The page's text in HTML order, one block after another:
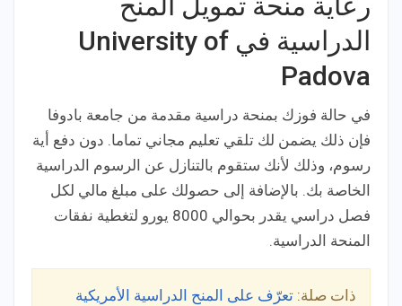
الدراسية في University of
Padova
في حالة فوزك بمنحة دراسية مقدمة من جامعة بادوفا
فإن ذلك يضمن لك تلقي تعليم مجاني تماما. دون دفع أية
رسوم، وذلك لأنك ستقوم بالتنازل عن الرسوم الدراسية
الخاصة بك. بالإضافة إلى حصولك على مبلغ مالي لكل
فصل دراسي يقدر بحوالي 8000 يورو لتغطية نفقات
المنحة الدراسية.
ذات صلة: تعرّف على المنح الدراسية الأمريكية